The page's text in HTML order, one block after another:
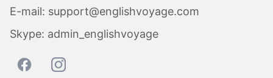
E-mail: support@englishvoyage.com
Skype: admin_englishvoyage